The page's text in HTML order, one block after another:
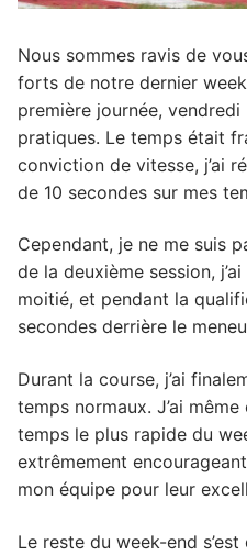
Nous sommes ravis de
forts de notre dernier
première journée,
pratiques. Le temps était
conviction de vitesse, j’ai
de 10 secondes sur mes
Cependant, je ne me suis
de la deuxième session,
moitié, et pendant la
secondes derrière le
Durant la course, j’ai
temps normaux. J’ai
temps le plus rapide du
extrêmement
mon équipe pour leur
Le reste du week-end